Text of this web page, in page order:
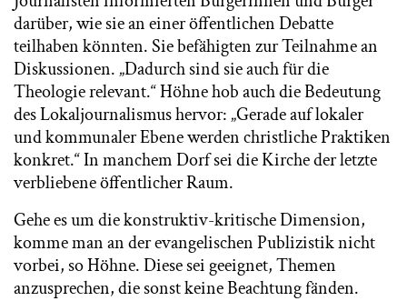
darüber, wie sie an einer öffentlichen Debatte
teilhaben könnten. Sie befähigten zur Teilnahme an
Diskussionen. „Dadurch sind sie auch für die
Theologie relevant.“ Höhne hob auch die Bedeutung
des Lokaljournalismus hervor: „Gerade auf lokaler
und kommunaler Ebene werden christliche Praktiken
konkret.“ In manchem Dorf sei die Kirche der letzte
verbliebene öffentlicher Raum.
Gehe es um die konstruktiv-kritische Dimension,
komme man an der evangelischen Publizistik nicht
vorbei, so Höhne. Diese sei geeignet, Themen
anzusprechen, die sonst keine Beachtung fänden.